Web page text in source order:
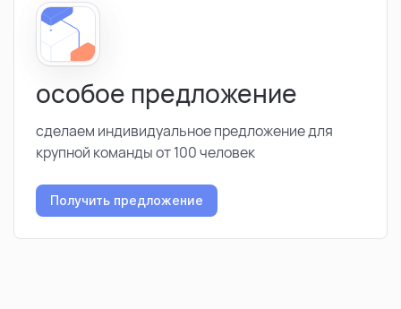
особое предложение
сделаем индивидуальное предложение для
крупной команды от 100 человек
Получить предложение